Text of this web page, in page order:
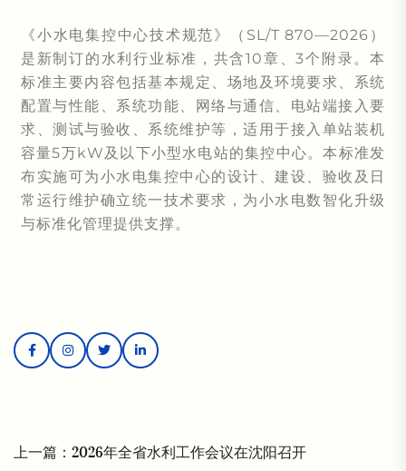
《小水电集控中心技术规范》（SL/T 870—2026）
是新制订的水利行业标准，共含10章、3个附录。本
标准主要内容包括基本规定、场地及环境要求、系统
配置与性能、系统功能、网络与通信、电站端接入要
求、测试与验收、系统维护等，适用于接入单站装机
容量5万kW及以下小型水电站的集控中心。本标准发
布实施可为小水电集控中心的设计、建设、验收及日
常运行维护确立统一技术要求，为小水电数智化升级
与标准化管理提供支撑。
上一篇： 2026年全省水利工作会议在沈阳召开